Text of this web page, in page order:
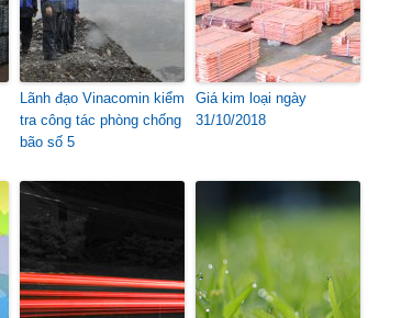
Lãnh đạo Vinacomin kiểm
tra công tác phòng chống
bão số 5
Giá kim loại ngày
31/10/2018